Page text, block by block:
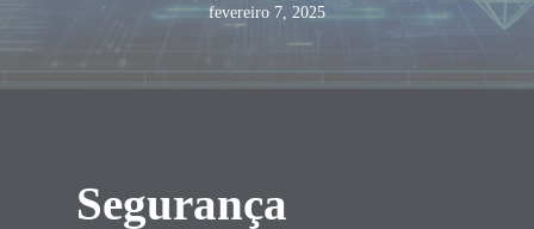
fevereiro 7, 2025
Segurança